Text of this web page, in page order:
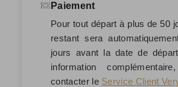
Paiement
Pour tout départ à plus de 50
restant sera
jours avant la date de départ
information
contacter le Service Client